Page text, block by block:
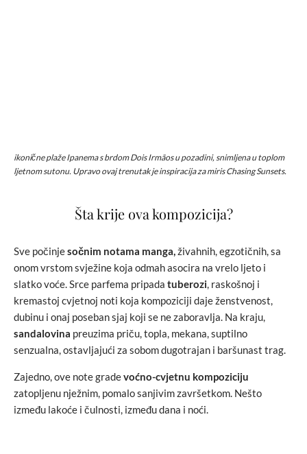
ikonične plaže Ipanema s brdom Dois Irmãos u pozadini, snimljena u toplom
ljetnom sutonu. Upravo ovaj trenutak je inspiracija za miris Chasing Sunsets.
Šta krije ova kompozicija?
Sve počinjesočnim notama manga,živahnih, egzotičnih, sa
onom vrstom svježine koja odmah asocira na vrelo ljeto i
slatko voće. Srce parfema pripada tuberozi, raskošnoj i
kremastoj cvjetnoj noti koja kompoziciji daje ženstvenost,
dubinu i onaj poseban sjaj koji se ne zaboravlja. Na kraju,
sandalovina preuzima priču, topla, mekana, suptilno
senzualna, ostavljajući za sobom dugotrajan i baršunast trag.
Zajedno, ove note gradevoćno-cvjetnu kompoziciju
zatopljenu nježnim, pomalo sanjivim završetkom. Nešto
između lakoće i čulnosti, između dana i noći.